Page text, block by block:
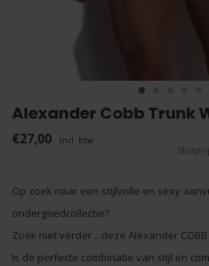
Alexander Cobb Trunk
€27,00 Incl. btw
Op zoek naar een stijlvolle en sexy
ondergoedcollectie?
Zoek niet verder... deze Alexander
Is de perfecte combinatie van stijl en